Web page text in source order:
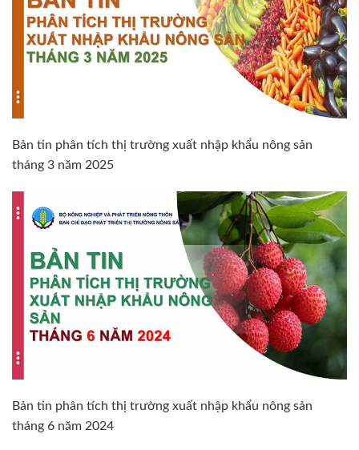
Bản tin phân tích thị trường xuất nhập khẩu nông sản
tháng 3 năm 2025
Bản tin phân tích thị trường xuất nhập khẩu nông sản
tháng 6 năm 2024